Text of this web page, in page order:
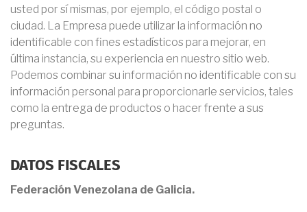
usted por sí mismas, por ejemplo, el código postal o
ciudad. La Empresa puede utilizar la información no
identificable con fines estadísticos para mejorar, en
última instancia, su experiencia en nuestro sitio web.
Podemos combinar su información no identificable con su
información personal para proporcionarle servicios, tales
como la entrega de productos o hacer frente a sus
preguntas.
DATOS FISCALES
Federación Venezolana de Galicia.